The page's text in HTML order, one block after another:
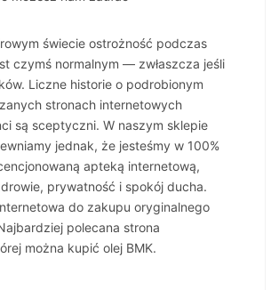
świecie ostrożność podczas
czymś normalnym — zwłaszcza jeśli
Liczne historie o podrobionym
stronach internetowych
są sceptyczni. W naszym sklepie
jednak, że jesteśmy w 100%
apteką internetową,
prywatność i spokój ducha.
do zakupu oryginalnego
polecana strona
można kupić olej BMK.